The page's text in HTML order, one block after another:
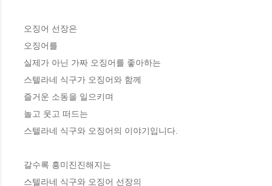
오징어 선장은
오징어를
실제가 아닌 가짜 오징어를 좋아하는
스텔라네 식구가 오징어와 함께
즐거운 소동을 일으키며
놀고 웃고 떠드는
스텔라네 식구와 오징어의 이야기입니다.
갈수록 흥미진진해지는
스텔라네 식구와 오징어 선장의